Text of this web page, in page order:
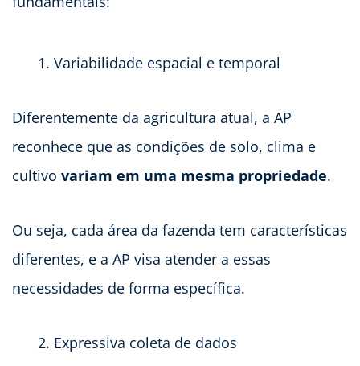
Variabilidade espacial e temporal
Diferentemente da agricultura atual, a AP
reconhece que as condições de solo, clima e
cultivo variam em uma mesma propriedade.
Ou seja, cada área da fazenda tem características
diferentes, e a AP visa atender a essas
necessidades de forma específica.
Expressiva coleta de dados